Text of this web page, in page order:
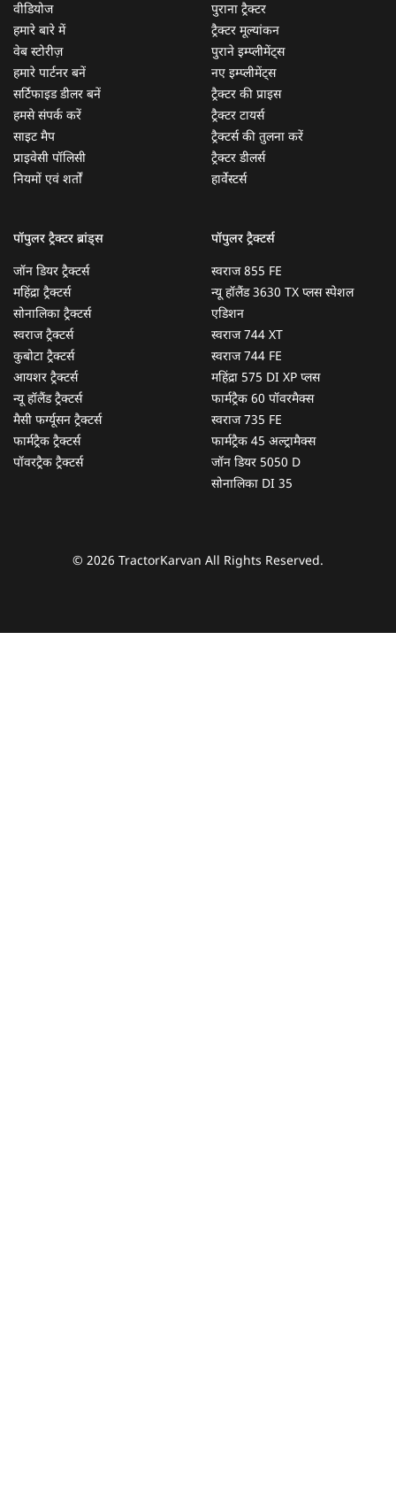
वीडियोज
हमारे बारे में
वेब स्टोरीज़
हमारे पार्टनर बनें
सर्टिफाइड डीलर बनें
हमसे संपर्क करें
साइट मैप
प्राइवेसी पॉलिसी
नियमों एवं शर्तों
पुराना ट्रैक्टर
ट्रैक्टर मूल्यांकन
पुराने इम्प्लीमेंट्स
नए इम्प्लीमेंट्स
ट्रैक्टर की प्राइस
ट्रैक्टर टायर्स
ट्रैक्टर्स की तुलना करें
ट्रैक्टर डीलर्स
हार्वेस्टर्स
पॉपुलर ट्रैक्टर ब्रांड्स
जॉन डियर ट्रैक्टर्स
महिंद्रा ट्रैक्टर्स
सोनालिका ट्रैक्टर्स
स्वराज ट्रैक्टर्स
कुबोटा ट्रैक्टर्स
आयशर ट्रैक्टर्स
न्यू हॉलैंड ट्रैक्टर्स
मैसी फर्ग्यूसन ट्रैक्टर्स
फार्मट्रैक ट्रैक्टर्स
पॉवरट्रैक ट्रैक्टर्स
पॉपुलर ट्रैक्टर्स
स्वराज 855 FE
न्यू हॉलैंड 3630 TX प्लस स्पेशल
एडिशन
स्वराज 744 XT
स्वराज 744 FE
महिंद्रा 575 DI XP प्लस
फार्मट्रैक 60 पॉवरमैक्स
स्वराज 735 FE
फार्मट्रैक 45 अल्ट्रामैक्स
जॉन डियर 5050 D
सोनालिका DI 35
© 2026 TractorKarvan All Rights Reserved.